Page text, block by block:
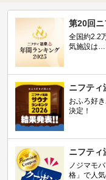
第20回
全国約2.2
気施設は…
ニフティ
おふろ好
決定！
ニフティ
ノジマモ
格」で人